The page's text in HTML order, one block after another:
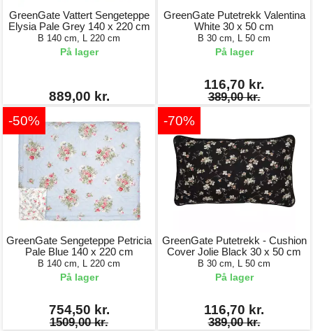
GreenGate Vattert Sengeteppe
Elysia Pale Grey 140 x 220 cm
B 140 cm, L 220 cm
På lager
889,00 kr.
GreenGate Putetrekk Valentina
White 30 x 50 cm
B 30 cm, L 50 cm
På lager
116,70 kr.
389,00 kr.
-50%
GreenGate Sengeteppe Petricia
Pale Blue 140 x 220 cm
B 140 cm, L 220 cm
På lager
754,50 kr.
1509,00 kr.
-70%
GreenGate Putetrekk - Cushion
Cover Jolie Black 30 x 50 cm
B 30 cm, L 50 cm
På lager
116,70 kr.
389,00 kr.